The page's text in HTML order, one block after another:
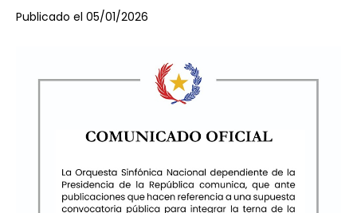
Publicado el 05/01/2026